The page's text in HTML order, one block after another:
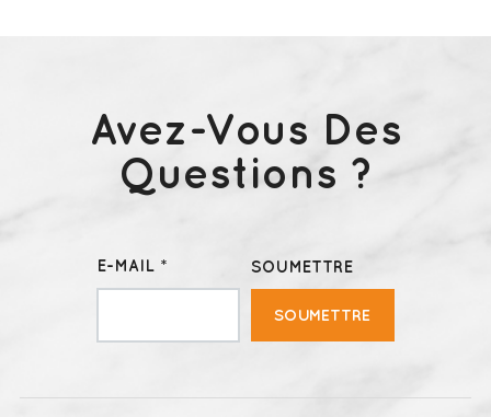
Avez-Vous Des
Questions ?
E-MAIL * SOUMETTRE
SOUMETTRE